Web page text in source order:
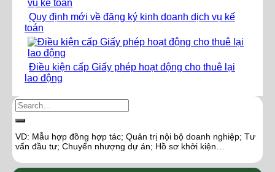
Quy định mới về đăng ký kinh doanh dịch vụ kế
toán
Điều kiện cấp Giấy phép hoạt động cho thuê lại
lao động
VD: Mẫu hợp đồng hợp tác; Quản trị nội bộ doanh nghiệp; Tư
vấn đầu tư; Chuyển nhượng dự án; Hồ sơ khởi kiện…